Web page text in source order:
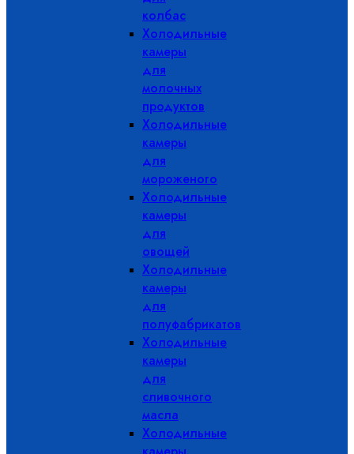
колбас
Холодильные
камеры
для
молочных
продуктов
Холодильные
камеры
для
мороженого
Холодильные
камеры
для
овощей
Холодильные
камеры
для
полуфабрикатов
Холодильные
камеры
для
сливочного
масла
Холодильные